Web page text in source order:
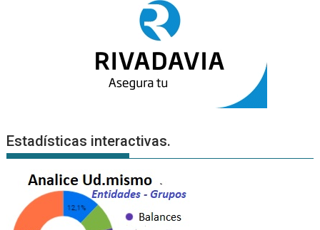
Estadísticas interactivas.